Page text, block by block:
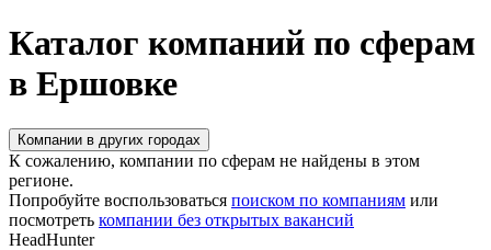
Каталог компаний по сферам
в Ершовке
Компании в других городах
К сожалению, компании по сферам не найдены в этом
регионе.
Попробуйте воспользоваться поиском по компаниям или
посмотреть компании без открытых вакансий
HeadHunter